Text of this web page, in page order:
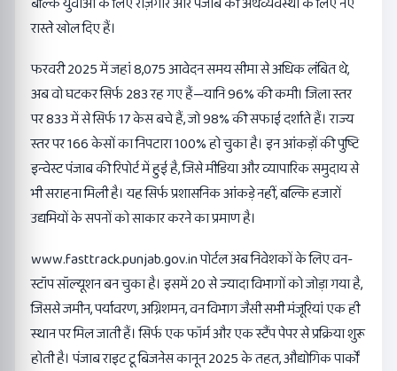
रास्ते खोल दिए हैं।
फरवरी 2025 में जहां 8,075 आवेदन समय सीमा से अधिक लंबित थे,
अब वो घटकर सिर्फ 283 रह गए हैं—यानि 96% की कमी। जिला स्तर
पर 833 में से सिर्फ 17 केस बचे हैं, जो 98% की सफाई दर्शाते हैं। राज्य
स्तर पर 166 केसों का निपटारा 100% हो चुका है। इन आंकड़ों की पुष्टि
इन्वेस्ट पंजाब की रिपोर्ट में हुई है, जिसे मीडिया और व्यापारिक समुदाय से
भी सराहना मिली है। यह सिर्फ प्रशासनिक आंकड़े नहीं, बल्कि हजारों
उद्यमियों के सपनों को साकार करने का प्रमाण है।
www.fasttrack.punjab.gov.inपोर्टल अब निवेशकों के लिए वन-
स्टॉप सॉल्यूशन बन चुका है। इसमें 20 से ज्यादा विभागों को जोड़ा गया है,
जिससे जमीन, पर्यावरण, अग्निशमन, वन विभाग जैसी सभी मंजूरियां एक ही
स्थान पर मिल जाती हैं। सिर्फ एक फॉर्म और एक स्टैंप पेपर से प्रक्रिया शुरू
होती है। पंजाब राइट टू बिजनेस कानून 2025 के तहत, औद्योगिक पार्कों